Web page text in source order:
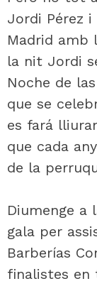
Jordi Pérez
Madrid amb
la nit Jordi
Noche de
que se
es fará
que cada
de la
Diumenge
gala per
Barberías
finalistes en